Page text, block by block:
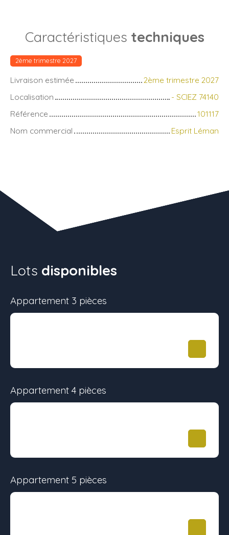
Caractéristiques techniques
2ème trimestre 2027
Livraison estimée
2ème trimestre 2027
Localisation
- SCIEZ 74140
Référence
101117
Nom commercial
Esprit Léman
Lots disponibles
Appartement 3 pièces
Appartement 4 pièces
Appartement 5 pièces